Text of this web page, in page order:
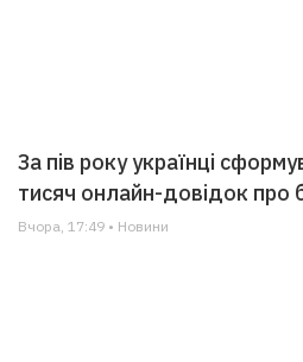
За пів року українці
тисяч онлайн-довідок про
Вчора, 17:49 • Новини